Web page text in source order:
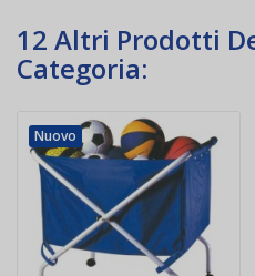
12 Altri Prodotti
Categoria:
Nuovo